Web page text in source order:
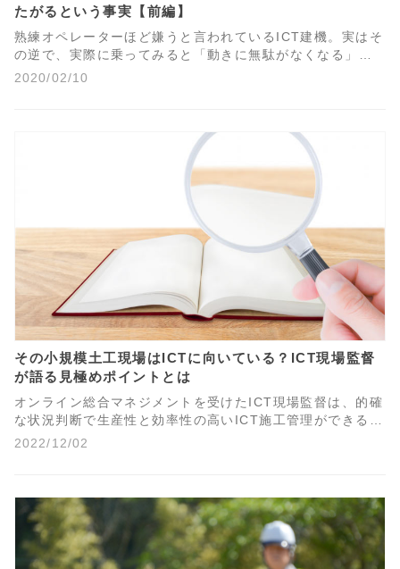
たがるという事実【前編】
熟練オペレーターほど嫌うと言われているICT建機。実はそ
の逆で、実際に乗ってみると「動きに無駄がなくなる」
「いちいち建機から降りて確認しなくていいから楽」など
2020/02/10
その小規模土工現場はICTに向いている？ICT現場監督
が語る見極めポイントとは
オンライン総合マネジメントを受けたICT現場監督は、的確
な状況判断で生産性と効率性の高いICT施工管理ができるよ
うになります。次世代エースの若手ICT現場監督に小規模土
2022/12/02